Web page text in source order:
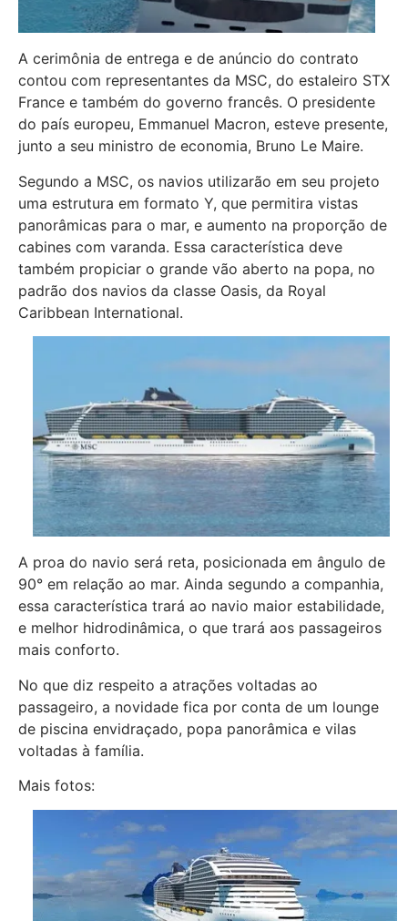
A cerimônia de entrega e de anúncio do contrato
contou com representantes da MSC, do estaleiro STX
France e também do governo francês. O presidente
do país europeu, Emmanuel Macron, esteve presente,
junto a seu ministro de economia, Bruno Le Maire.
Segundo a MSC, os navios utilizarão em seu projeto
uma estrutura em formato Y, que permitira vistas
panorâmicas para o mar, e aumento na proporção de
cabines com varanda. Essa característica deve
também propiciar o grande vão aberto na popa, no
padrão dos navios da classe Oasis, da Royal
Caribbean International.
A proa do navio será reta, posicionada em ângulo de
90° em relação ao mar. Ainda segundo a companhia,
essa característica trará ao navio maior estabilidade,
e melhor hidrodinâmica, o que trará aos passageiros
mais conforto.
No que diz respeito a atrações voltadas ao
passageiro, a novidade fica por conta de um lounge
de piscina envidraçado, popa panorâmica e vilas
voltadas à família.
Mais fotos: